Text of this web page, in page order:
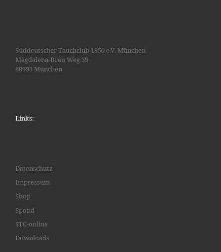
Süddeutscher Tauchclub 1950 e.V. München
Magdalena-Bräu Weg 39
80993 München
Links:
Datenschutz
Impressum
Shop
Spond
STC-online
Downloads